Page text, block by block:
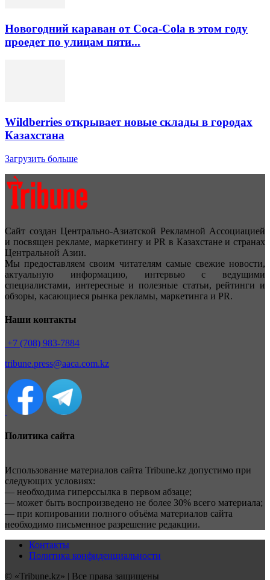
Новогодний караван от Coca-Cola в этом году
проедет по улицам пяти...
Wildberries открывает новые склады в городах
Казахстана
Загрузить больше
Сайт создан Центрально-Азиатской Рекламной Ассоциацией
и посвящен рекламе, маркетингу и PR в Казахстане и странах
Центральной Азии.
Мы предоставляем своим читателям самые свежие новости,
актуальную информацию, интервью с ведущими
специалистами, интересные и полезные статьи, рейтинги и
обзоры, касающиеся рынка рекламы, маркетинга и PR.
Наши контакты
+7 (708) 983-7884
tribune.press@aaca.com.kz
Политика сайта
Использование материалов сайта Tribune.kz допустимо при
следующих условиях:
— необходима гиперссылка в первом абзаце;
— может быть воспроизведено не более 30% всего материала;
— при копировании полного объёма материалов сайта
необходимо письменное разрешение редакции.
Контакты
Политика конфиденциальности
© «Tribune.kz» | Все права защищены